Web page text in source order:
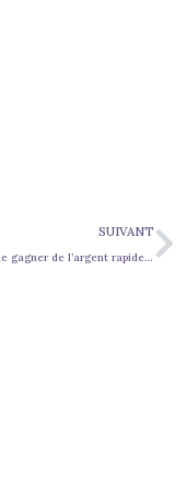
SUIVANT
10 façons de gagner de l’argent rapidement 1ère partie